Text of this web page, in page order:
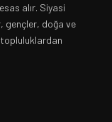
alır. Siyasi
gençler, doğa ve